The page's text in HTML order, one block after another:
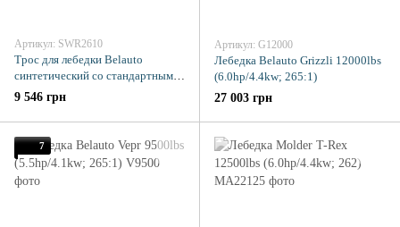
Артикул: SWR2610
Трос для лебедки Belauto
синтетический со стандартным
крюком 11мм 26м
9 546 грн
Артикул: G12000
Лебедка Belauto Grizzli 12000lbs
(6.0hp/4.4kw; 265:1)
27 003 грн
7